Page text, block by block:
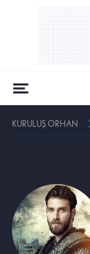
KURULUŞ ORHAN